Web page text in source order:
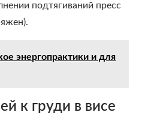
подтягиваний пресс
энергопрактики и для
к груди в висе